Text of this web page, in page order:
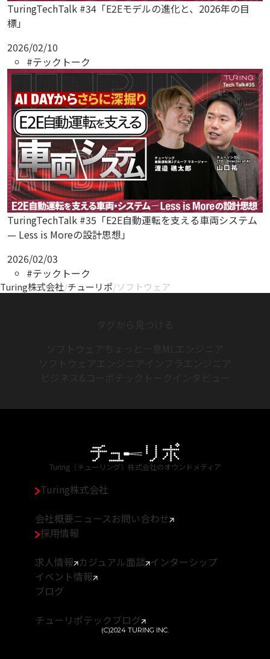
TuringTechTalk #34「E2Eモデルの進化と、2026年の目
標」
2026/02/10
#テックトーク
TuringTechTalk #35「E2E自動運転を支える車両システム
— Less is Moreの設計思想」
2026/02/03
#テックトーク
Turing株式会社/チューリポ/ソフトウェア
Turing（チューリング）株式会社のオウンドメディア
Turing株式会社
会社概要ニュースお問い合わせ
採用情報
求人情報 カジュアル面談 インターシップ
イベント情報
ブログ
チューリポテックブログ
(C)2024 TURING INC.